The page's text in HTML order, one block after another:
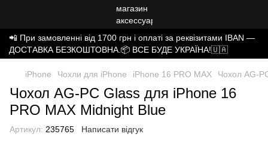
📲 При замовленні від 1700 грн і оплаті за реквізитами IBAN —
ДОСТАВКА БЕЗКОШТОВНА.📦 ВСЕ БУДЕ УКРАЇНА!🇺🇦
iPhone Чохли для iPhone iPhone 16 PRO MAX Чохол AG-
Чохол AG-PC Glass для iPhone 16
PRO MAX Midnight Blue
Артикул: 235765 Написати відгук